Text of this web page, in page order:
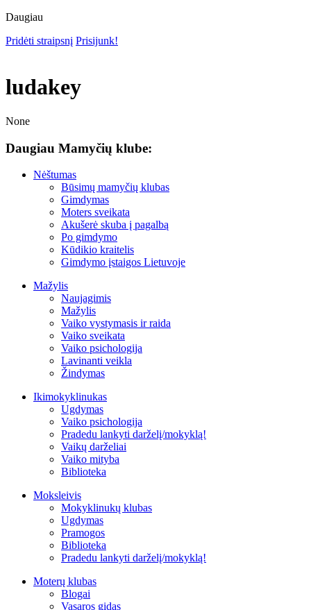
Daugiau
Pridėti straipsnį Prisijunk!
ludakey
None
Daugiau Mamyčių klube:
Nėštumas
Būsimų mamyčių klubas
Gimdymas
Moters sveikata
Akušerė skuba į pagalbą
Po gimdymo
Kūdikio kraitelis
Gimdymo įstaigos Lietuvoje
Mažylis
Naujagimis
Mažylis
Vaiko vystymasis ir raida
Vaiko sveikata
Vaiko psichologija
Lavinanti veikla
Žindymas
Ikimokyklinukas
Ugdymas
Vaiko psichologija
Pradedu lankyti darželį/mokyklą!
Vaikų darželiai
Vaiko mityba
Biblioteka
Moksleivis
Mokyklinukų klubas
Ugdymas
Pramogos
Biblioteka
Pradedu lankyti darželį/mokyklą!
Moterų klubas
Blogai
Vasaros gidas